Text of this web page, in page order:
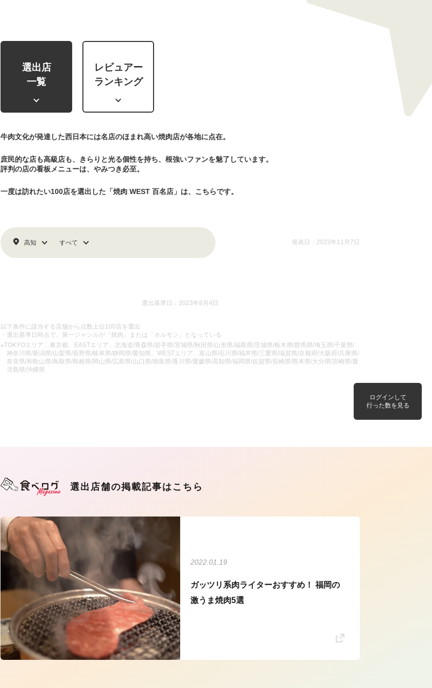
選出店
一覧
レビュアー
ランキング
牛肉文化が発達した西日本には名店のほまれ高い焼肉店が各地に点在。
庶民的な店も高級店も、きらりと光る個性を持ち、根強いファンを魅了しています。
評判の店の看板メニューは、やみつき必至。
一度は訪れたい100店を選出した「焼肉 WEST 百名店」は、こちらです。
高知 すべて 発表日：2023年11月7日
選出基準日：2023年8月4日
以下条件に該当する店舗から点数上位100店を選出
・選出基準日時点で、第一ジャンルが「焼肉」または「ホルモン」となっている
※TOKYOエリア…東京都、EASTエリア…北海道/青森県/岩手県/宮城県/秋田県/山形県/福島県/茨城県/栃木県/群馬県/埼玉県/千葉県/
神奈川県/新潟県/山梨県/長野県/岐阜県/静岡県/愛知県、WESTエリア…富山県/石川県/福井県/三重県/滋賀県/京都府/大阪府/兵庫県/
奈良県/和歌山県/鳥取県/島根県/岡山県/広島県/山口県/徳島県/香川県/愛媛県/高知県/福岡県/佐賀県/長崎県/熊本県/大分県/宮崎県/鹿
児島県/沖縄県
ログインして
行った数を見る
選出店舗の掲載記事はこちら
2022.01.19
ガッツリ系肉ライターおすすめ！ 福岡の
激うま焼肉5選